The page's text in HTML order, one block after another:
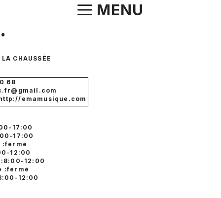
contenu
MENU
CHAUSSÉE
68
emamusique.com
17:00
17:00
:fermé
12:00
12:00
:fermé
12:00